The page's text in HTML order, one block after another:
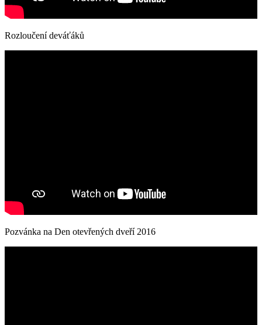
Rozloučení deváťáků
Pozvánka na Den otevřených dveří 2016